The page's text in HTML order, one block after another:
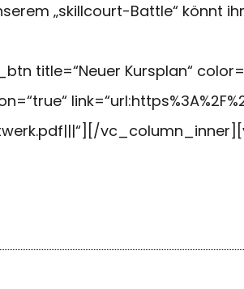
„skillcourt-Battle“ könnt
title=“Neuer Kursplan“